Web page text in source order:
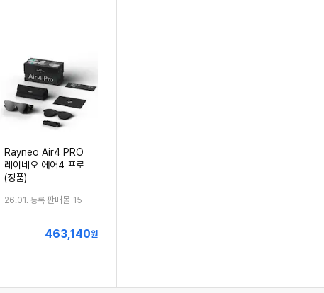
Rayneo Air4 PRO
레이네오 에어4 프로
(정품)
26.01. 등록 판매몰 15
최
463,140원